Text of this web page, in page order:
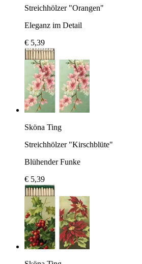
Streichhölzer "Orangen"
Eleganz im Detail
€ 5,39
Sköna Ting
Streichhölzer "Kirschblüte"
Blühender Funke
€ 5,39